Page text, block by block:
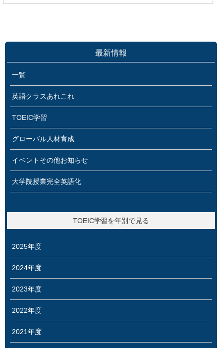
最新情報
一覧
英語クラスあれこれ
TOEIC学習
グローバル人材育成
イベントその他お知らせ
大学院授業完全英語化
TOEIC学習を年別で見る
2025年度
2024年度
2023年度
2022年度
2021年度